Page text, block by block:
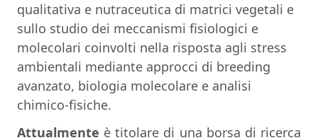
qualitativa e nutraceutica di matrici vegetali e
sullo studio dei meccanismi fisiologici e
molecolari coinvolti nella risposta agli stress
ambientali mediante approcci di breeding
avanzato, biologia molecolare e analisi
chimico-fisiche.
Attualmente è titolare di una borsa di ricerca